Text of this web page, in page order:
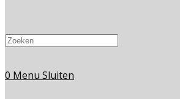
website
0 Menu Sluiten